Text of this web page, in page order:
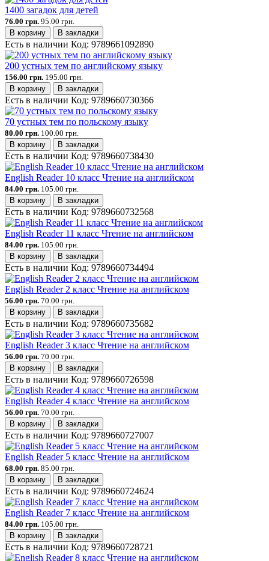
1400 загадок для детей
76.00 грн. 95.00 грн.
В корзину
В закладки
Есть в наличии Код: 9789661092890
200 устных тем по английскому языку
156.00 грн. 195.00 грн.
В корзину
В закладки
Есть в наличии Код: 9789660730366
70 устных тем по польскому языку
80.00 грн. 100.00 грн.
В корзину
В закладки
Есть в наличии Код: 9789660738430
English Reader 10 класс Чтение на английском
84.00 грн. 105.00 грн.
В корзину
В закладки
Есть в наличии Код: 9789660732568
English Reader 11 класс Чтение на английском
84.00 грн. 105.00 грн.
В корзину
В закладки
Есть в наличии Код: 9789660734494
English Reader 2 класс Чтение на английском
56.00 грн. 70.00 грн.
В корзину
В закладки
Есть в наличии Код: 9789660735682
English Reader 3 класс Чтение на английском
56.00 грн. 70.00 грн.
В корзину
В закладки
Есть в наличии Код: 9789660726598
English Reader 4 класс Чтение на английском
56.00 грн. 70.00 грн.
В корзину
В закладки
Есть в наличии Код: 9789660727007
English Reader 5 класс Чтение на английском
68.00 грн. 85.00 грн.
В корзину
В закладки
Есть в наличии Код: 9789660724624
English Reader 7 класс Чтение на английском
84.00 грн. 105.00 грн.
В корзину
В закладки
Есть в наличии Код: 9789660728721